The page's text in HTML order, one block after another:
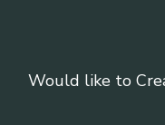
Would like to